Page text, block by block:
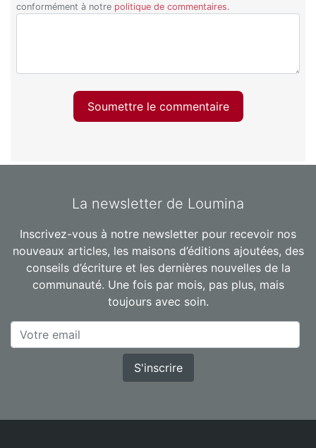
conformément à notre politique de commentaires.
Soumettre le commentaire
La newsletter de Loumina
Inscrivez-vous à notre newsletter pour recevoir nos
nouveaux articles, les maisons d’éditions ajoutées, des
conseils d’écriture et les dernières nouvelles de la
communauté. Une fois par mois, pas plus, mais
toujours avec soin.
S'inscrire